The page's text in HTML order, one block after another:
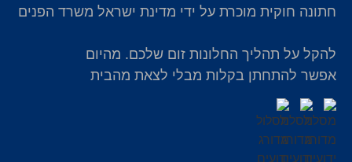
חתונה חוקית מוכרת על ידי מדינת ישראל משרד הפנים
להקל על תהליך החלונות זום שלכם. מהיום
אפשר להתחתן בקלות מבלי לצאת מהבית